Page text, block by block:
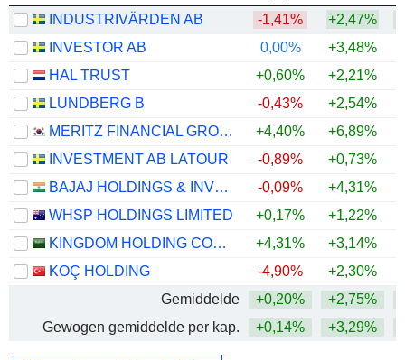
INDUSTRIVÄRDEN AB -1,41% +2,47%
INVESTOR AB
0,00% +3,48%
HAL TRUST
+0,60% +2,21%
LUNDBERG B
-0,43% +2,54%
MERITZ FINANCIAL GROUP INC.
+4,40% +6,89%
INVESTMENT AB LATOUR
-0,89% +0,73%
BAJAJ HOLDINGS & INVESTMENT LIMITED
-0,09% +4,31%
WHSP HOLDINGS LIMITED
+0,17% +1,22%
KINGDOM HOLDING COMPANY
+4,31% +3,14%
KOÇ HOLDING
-4,90% +2,30%
Gemiddelde
+0,20% +2,75%
Gewogen gemiddelde per kap.
+0,14% +3,29%